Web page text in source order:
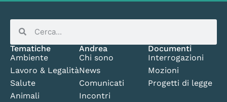
Tematiche
Ambiente
Lavoro & Legalità
Salute
Animali
Andrea
Chi sono
News
Comunicati
Incontri
Documenti
Interrogazioni
Mozioni
Progetti di legge